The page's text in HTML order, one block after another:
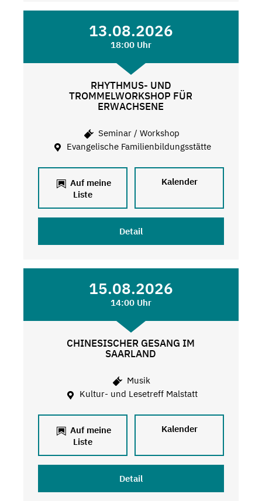
13.08.2026
18:00 Uhr
RHYTHMUS- UND
TROMMELWORKSHOP FÜR
ERWACHSENE
Seminar / Workshop
Evangelische Familienbildungsstätte
Auf meine
Liste
Kalender
Detail
15.08.2026
14:00 Uhr
CHINESISCHER GESANG IM
SAARLAND
Musik
Kultur- und Lesetreff Malstatt
Auf meine
Liste
Kalender
Detail